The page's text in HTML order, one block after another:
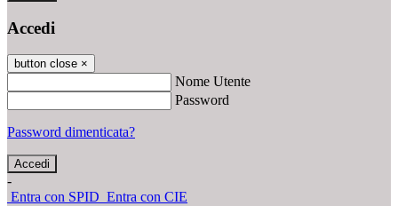
Accedi
button close ×
Nome Utente
Password
Password dimenticata?
-
Entra con SPID Entra con CIE